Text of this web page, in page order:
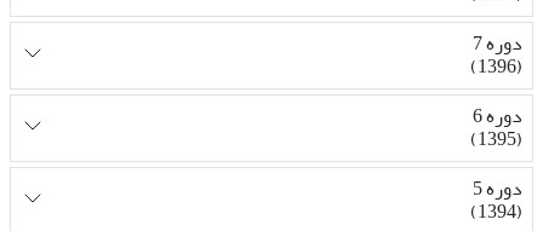
دوره 7
(1396)
دوره 6
(1395)
دوره 5
(1394)